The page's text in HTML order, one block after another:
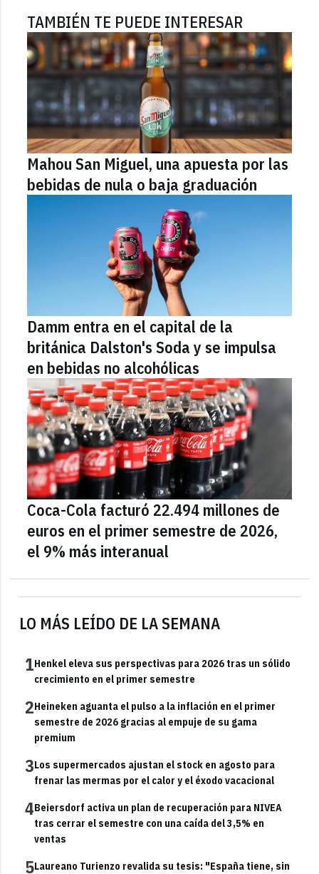
LO MÁS LEÍDO DE LA SEMANA
1Henkel eleva sus perspectivas para 2026 tras un sólido
crecimiento en el primer semestre
2Heineken aguanta el pulso a la inflación en el primer
semestre de 2026 gracias al empuje de su gama
premium
3Los supermercados ajustan el stock en agosto para
frenar las mermas por el calor y el éxodo vacacional
4Beiersdorf activa un plan de recuperación para NIVEA
tras cerrar el semestre con una caída del 3,5% en
ventas
5Laureano Turienzo revalida su tesis: "España tiene, sin
TAMBIÉN TE PUEDE INTERESAR
Mahou San Miguel, una apuesta por las
bebidas de nula o baja graduación
Damm entra en el capital de la
británica Dalston's Soda y se impulsa
en bebidas no alcohólicas
Coca-Cola facturó 22.494 millones de
euros en el primer semestre de 2026,
el 9% más interanual